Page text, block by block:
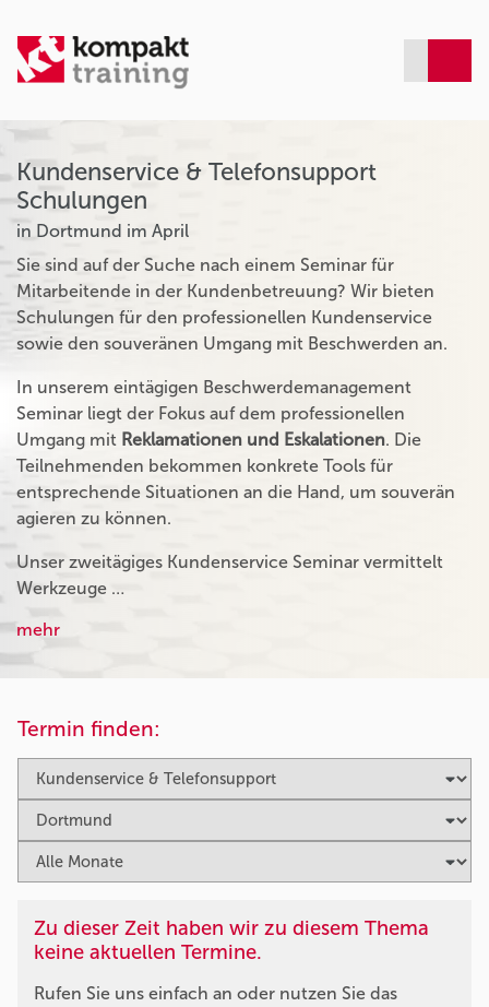
Kundenservice & Telefonsupport
Schulungen
in Dortmund im April
Sie sind auf der Suche nach einem Seminar für
Mitarbeitende in der Kundenbetreuung? Wir bieten
Schulungen für den professionellen Kundenservice
sowie den souveränen Umgang mit Beschwerden an.
In unserem eintägigen Beschwerdemanagement
Seminar liegt der Fokus auf dem professionellen
Umgang mit Reklamationen und Eskalationen. Die
Teilnehmenden bekommen konkrete Tools für
entsprechende Situationen an die Hand, um souverän
agieren zu können.
Unser zweitägiges Kundenservice Seminar vermittelt
Werkzeuge …
mehr
Termin finden:
Zu dieser Zeit haben wir zu diesem Thema
keine aktuellen Termine.
Rufen Sie uns einfach an oder nutzen Sie das